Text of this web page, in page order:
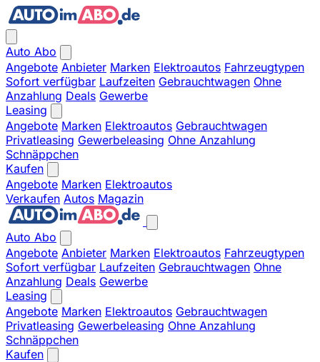
Auto Abo
Angebote Anbieter Marken Elektroautos Fahrzeugtypen
Sofort verfügbar Laufzeiten Gebrauchtwagen Ohne
Anzahlung Deals Gewerbe
Leasing
Angebote Marken Elektroautos Gebrauchtwagen
Privatleasing Gewerbeleasing Ohne Anzahlung
Schnäppchen
Kaufen
Angebote Marken Elektroautos
Verkaufen Autos Magazin
Auto Abo
Angebote Anbieter Marken Elektroautos Fahrzeugtypen
Sofort verfügbar Laufzeiten Gebrauchtwagen Ohne
Anzahlung Deals Gewerbe
Leasing
Angebote Marken Elektroautos Gebrauchtwagen
Privatleasing Gewerbeleasing Ohne Anzahlung
Schnäppchen
Kaufen